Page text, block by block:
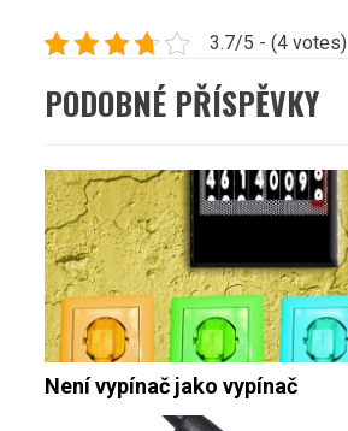
3.7/5 - (4 votes)
PODOBNÉ PŘÍSPĚVKY
Není vypínač jako vypínač